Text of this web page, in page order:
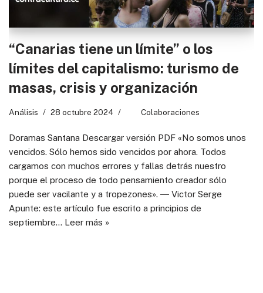
“Canarias tiene un límite” o los
límites del capitalismo: turismo de
masas, crisis y organización
Análisis 28 octubre 2024 Colaboraciones
Doramas Santana Descargar versión PDF «No somos unos
vencidos. Sólo hemos sido vencidos por ahora. Todos
cargamos con muchos errores y fallas detrás nuestro
porque el proceso de todo pensamiento creador sólo
puede ser vacilante y a tropezones». ― Victor Serge
Apunte: este artículo fue escrito a principios de
septiembre… Leer más »